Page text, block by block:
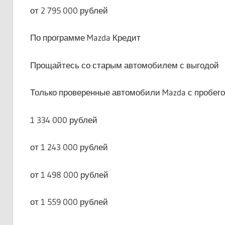
от 2 795 000 рублей
По программе Mazda Кредит
Прощайтесь со старым автомобилем с выгодой
Только проверенные автомобили Mazda с
1 334 000 рублей
от 1 243 000 рублей
от 1 498 000 рублей
от 1 559 000 рублей